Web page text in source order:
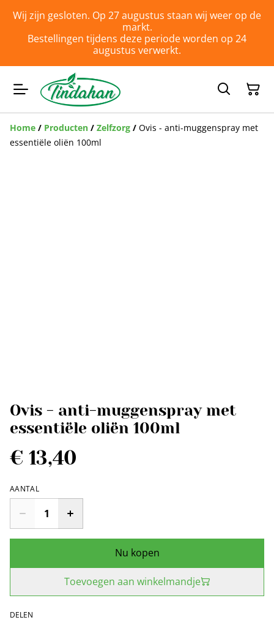
Wij zijn gesloten. Op 27 augustus staan wij weer op de
markt.
Bestellingen tijdens deze periode worden op 24
augustus verwerkt.
Home / Producten / Zelfzorg / Ovis - anti-muggenspray met
essentiële oliën 100ml
Ovis - anti-muggenspray met
essentiële oliën 100ml
€ 13,40
AANTAL
Nu kopen
Toevoegen aan winkelmandje
DELEN